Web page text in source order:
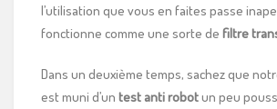
l’utilisation que vous en faites passe
fonctionne comme une sorte de filtre
Dans un deuxième temps, sachez que
est muni d’un test anti robotun peu